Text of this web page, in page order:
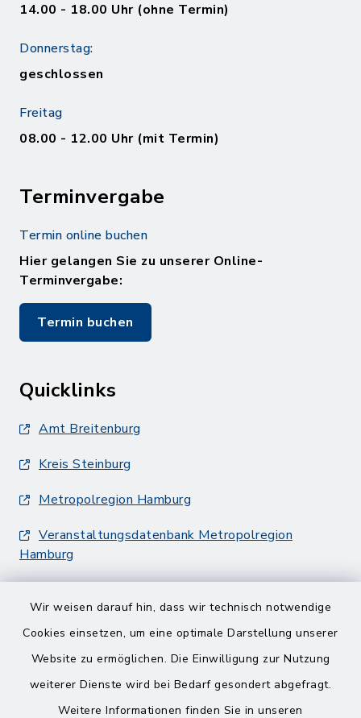
Wir weisen darauf hin, dass wir technisch notwendige
Cookies einsetzen, um eine optimale Darstellung unserer
Website zu ermöglichen. Die Einwilligung zur Nutzung
weiterer Dienste wird bei Bedarf gesondert abgefragt.
Weitere Informationen finden Sie in unseren
14.00 - 18.00 Uhr (ohne Termin)
Donnerstag:
geschlossen
Freitag
08.00 - 12.00 Uhr (mit Termin)
Terminvergabe
Termin online buchen
Hier gelangen Sie zu unserer Online-
Terminvergabe:
Termin buchen
Quicklinks
Amt Breitenburg
Kreis Steinburg
Metropolregion Hamburg
Veranstaltungsdatenbank Metropolregion
Hamburg